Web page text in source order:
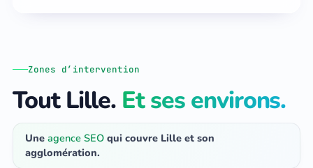
Zones d’intervention
Tout Lille. Et ses environs.
Une agence SEO qui couvre Lille et son
agglomération.